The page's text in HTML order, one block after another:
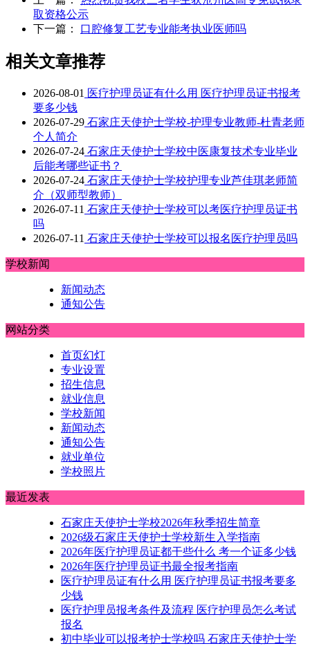
取资格公示
下一篇： 口腔修复工艺专业能考执业医师吗
相关文章推荐
2026-08-01 医疗护理员证有什么用 医疗护理员证书报考
要多少钱
2026-07-29 石家庄天使护士学校-护理专业教师-杜青老师
个人简介
2026-07-24 石家庄天使护士学校中医康复技术专业毕业
后能考哪些证书？
2026-07-24 石家庄天使护士学校护理专业芦佳琪老师简
介（双师型教师）
2026-07-11 石家庄天使护士学校可以考医疗护理员证书
吗
2026-07-11 石家庄天使护士学校可以报名医疗护理员吗
学校新闻
新闻动态
通知公告
网站分类
首页幻灯
专业设置
招生信息
就业信息
学校新闻
新闻动态
通知公告
就业单位
学校照片
最近发表
石家庄天使护士学校2026年秋季招生简章
2026级石家庄天使护士学校新生入学指南
2026年医疗护理员证都干些什么 考一个证多少钱
2026年医疗护理员证书最全报考指南
医疗护理员证有什么用 医疗护理员证书报考要多
少钱
医疗护理员报考条件及流程 医疗护理员怎么考试
报名
初中毕业可以报考护士学校吗 石家庄天使护士学